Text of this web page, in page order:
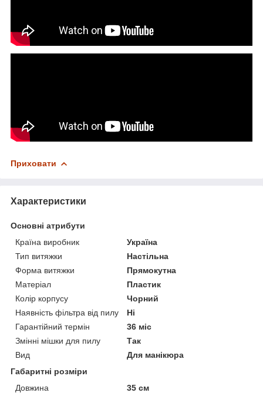
Приховати
Характеристики
Основні атрибути
Країна виробник
Україна
Тип витяжки
Настільна
Форма витяжки
Прямокутна
Матеріал
Пластик
Колір корпусу
Чорний
Наявність фільтра від пилу
Ні
Гарантійний термін
36 міс
Змінні мішки для пилу
Так
Вид
Для манікюра
Габаритні розміри
Довжина
35 см